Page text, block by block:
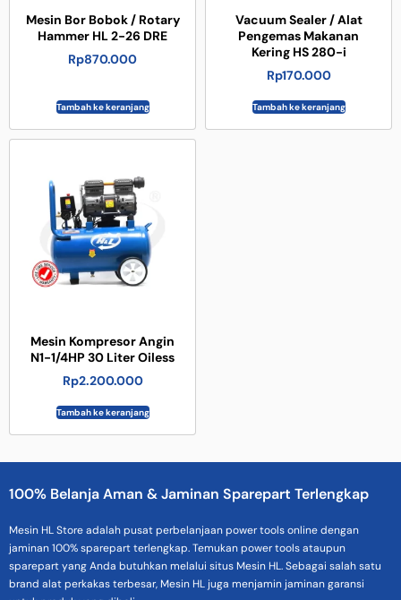
Mesin Bor Bobok / Rotary
Hammer HL 2-26 DRE
Rp870.000
Tambah ke keranjang
Vacuum Sealer / Alat
Pengemas Makanan
Kering HS 280-i
Rp170.000
Tambah ke keranjang
Mesin Kompresor Angin
N1-1/4HP 30 Liter Oiless
Rp2.200.000
Tambah ke keranjang
100% Belanja Aman & Jaminan Sparepart Terlengkap
Mesin HL Store adalah pusat perbelanjaan power tools online dengan
jaminan 100% sparepart terlengkap. Temukan power tools ataupun
sparepart yang Anda butuhkan melalui situs Mesin HL. Sebagai salah satu
brand alat perkakas terbesar, Mesin HL juga menjamin jaminan garansi